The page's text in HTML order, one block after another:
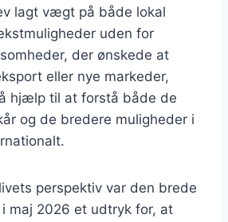
lagt vægt på både lokal
uden for
der ønskede at
eller nye markeder,
hjælp til at forstå både de
og de bredere muligheder i
perspektiv var den brede
maj 2026 et udtryk for, at